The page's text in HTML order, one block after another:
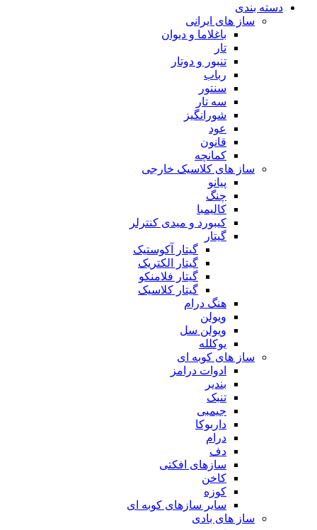
دسته بندی
ساز های ایرانی
باغلاما و دیوان
تار
تنبور و دوتار
رباب
سنتور
سه تار
شورانگیز
عود
قانون
کمانچه
ساز های کلاسیک خارجی
پیانو
چنگ
کالیمبا
کیبورد و میدی کنترلر
گیتار
گیتار آکوستیک
گیتار الکتریک
گیتار فلامنکو
گیتار کلاسیک
هنگ درام
ویولن
ویولن سل
یوکلله
ساز های کوبه ای
ادوات درامز
بندیر
تنبک
جیمبی
داربوکا
درام
دف
سازهای افکتی
کاخن
کوزه
سایر سازهای کوبه ای
ساز های بادی